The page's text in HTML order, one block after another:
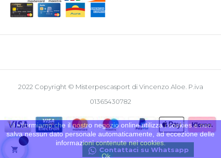
Vi informiamo che il nostro negozio online utilizza i cookies e non
salva nessun dato personale automaticamente, ad eccezione delle
informazioni contenute nei cookies.
Ok
Contattaci su Whatsapp
2022 Copyright © Misterpescasport di Vincenzo Aloe. P.iva
01365430782
